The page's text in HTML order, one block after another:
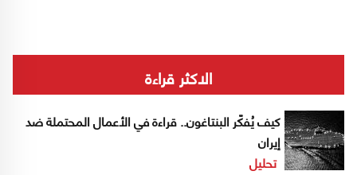
الاكثر قراءة
كيف يُفكّر البنتاغون.. قراءة في الأعمال المحتملة ضد
إيران
تحليل